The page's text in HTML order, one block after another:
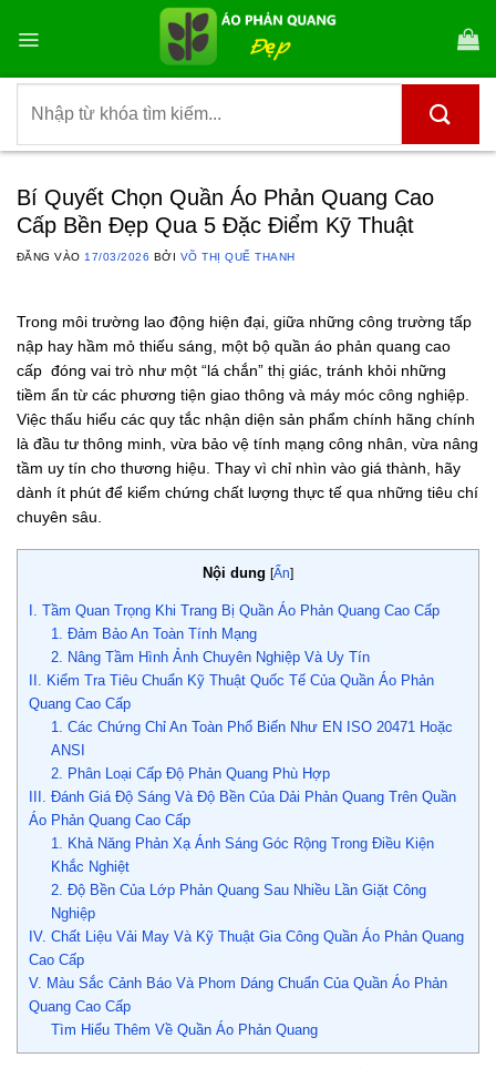
qua
dung
kiếm:
Bí Quyết Chọn Quần Áo Phản Quang Cao
Cấp Bền Đẹp Qua 5 Đặc Điểm Kỹ Thuật
ĐĂNG VÀO 17/03/2026 BỞI VÕ THỊ QUẾ THANH
Trong môi trường lao động hiện đại, giữa những công trường tấp
nập hay hầm mỏ thiếu sáng, một bộ quần áo phản quang cao
cấp đóng vai trò như một “lá chắn” thị giác, tránh khỏi những
tiềm ẩn từ các phương tiện giao thông và máy móc công nghiệp.
Việc thấu hiểu các quy tắc nhận diện sản phẩm chính hãng chính
là đầu tư thông minh, vừa bảo vệ tính mạng công nhân, vừa nâng
tầm uy tín cho thương hiệu. Thay vì chỉ nhìn vào giá thành, hãy
dành ít phút để kiểm chứng chất lượng thực tế qua những tiêu chí
chuyên sâu.
Nội dung [Ẩn]
I. Tầm Quan Trọng Khi Trang Bị Quần Áo Phản Quang Cao Cấp
1. Đảm Bảo An Toàn Tính Mạng
2. Nâng Tầm Hình Ảnh Chuyên Nghiệp Và Uy Tín
II. Kiểm Tra Tiêu Chuẩn Kỹ Thuật Quốc Tế Của Quần Áo Phản
Quang Cao Cấp
1. Các Chứng Chỉ An Toàn Phổ Biến Như EN ISO 20471 Hoặc
ANSI
2. Phân Loại Cấp Độ Phản Quang Phù Hợp
III. Đánh Giá Độ Sáng Và Độ Bền Của Dải Phản Quang Trên Quần
Áo Phản Quang Cao Cấp
1. Khả Năng Phản Xạ Ánh Sáng Góc Rộng Trong Điều Kiện
Khắc Nghiệt
2. Độ Bền Của Lớp Phản Quang Sau Nhiều Lần Giặt Công
Nghiệp
IV. Chất Liệu Vải May Và Kỹ Thuật Gia Công Quần Áo Phản Quang
Cao Cấp
V. Màu Sắc Cảnh Báo Và Phom Dáng Chuẩn Của Quần Áo Phản
Quang Cao Cấp
Tìm Hiểu Thêm Về Quần Áo Phản Quang